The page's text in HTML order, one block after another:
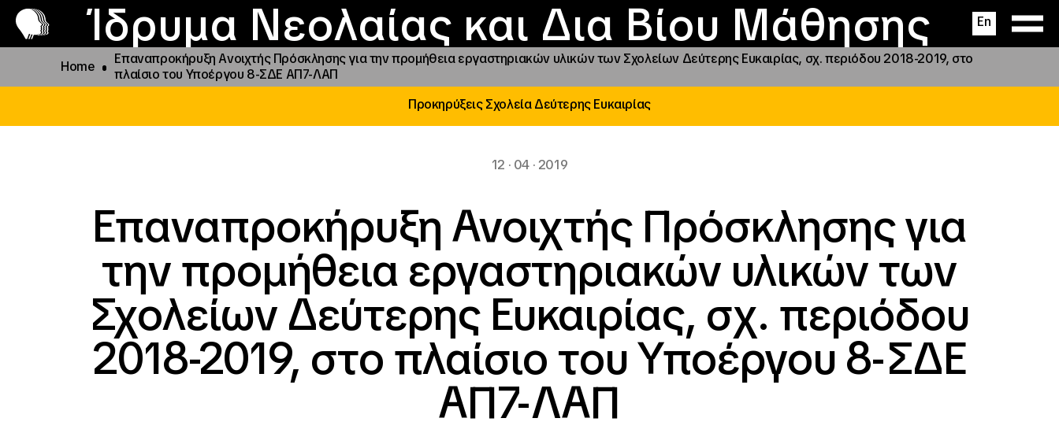
Ίδρυμα Νεολαίας και Δια Βίου Μάθησης En
Το ΙΝΕΔΙΒΙΜ
Προγράμματα και δράσεις
Φοιτητικές Εστίες
Παραχώρηση αιγίδας
Νέα
Επικοινωνία
Home
Επαναπροκήρυξη Ανοιχτής Πρόσκλησης για την προμήθεια εργαστηριακών υλικών των Σχολείων Δεύτερης Ευκαιρίας, σχ. περιόδου 2018-2019, στο
πλαίσιο του Υποέργου 8-ΣΔΕ ΑΠ7-ΛΑΠ
Προκηρύξεις Σχολεία Δεύτερης Ευκαιρίας
12 · 04 · 2019
Επαναπροκήρυξη Ανοιχτής Πρόσκλησης για
την προμήθεια εργαστηριακών υλικών των
Σχολείων Δεύτερης Ευκαιρίας, σχ. περιόδου
2018-2019, στο πλαίσιο του Υποέργου 8-ΣΔΕ
ΑΠ7-ΛΑΠ